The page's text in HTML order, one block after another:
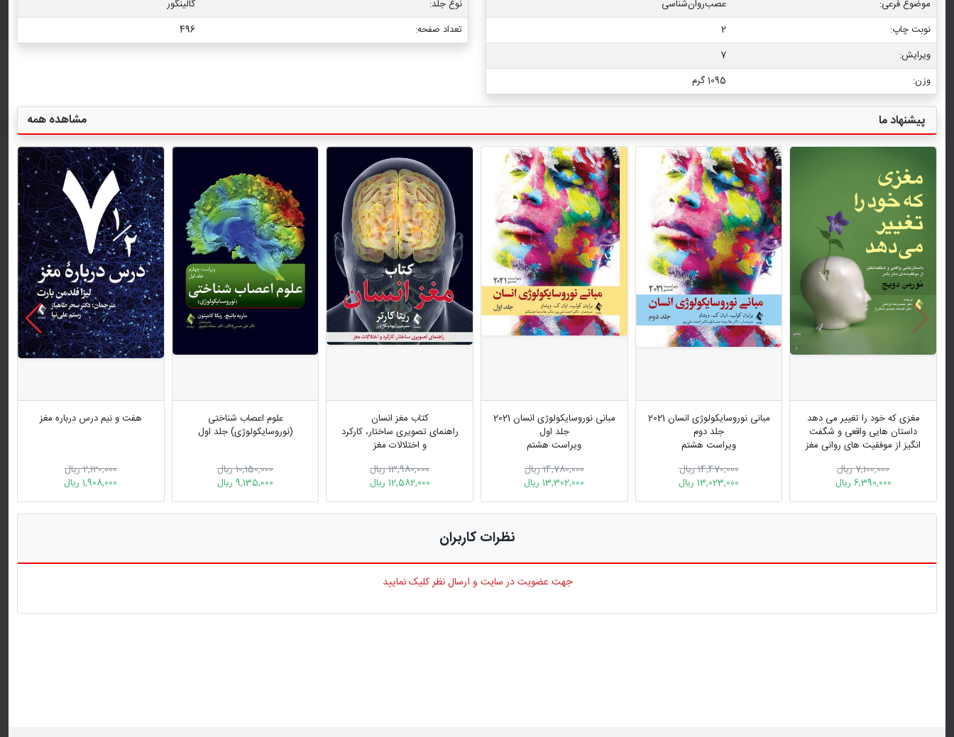
موضوع فرعی:
عصب‏‌روان‏‌شناسی
نوبت چاپ:
2
ویرایش:
7
وزن:
1095 گرم
نوع جلد:
گالینگور
تعداد صفحه:
496
پیشنهاد ما مشاهده همه
مغزی که خود را تغییر می دهد
داستان هایی واقعی و شگفت
انگیز از موفقیت های روانی مغز
7,100,000 ریال
6,390,000 ریال
مبانی نوروسایکولوژی انسان 2021
جلد دوم
ویراست هشتم
14,470,000 ریال
13,023,000 ریال
مبانی نوروسایکولوژی انسان 2021
جلد اول
ویراست هشتم
14,780,000 ریال
13,302,000 ریال
کتاب مغز انسان
راهنمای تصویری ساختار، کارکرد
و اختلالات مغز
13,980,000 ریال
12,582,000 ریال
10,150,000 ریال
9,135,000 ریال
هفت و نیم درس درباره مغز
2,120,000 ریال
1,908,000 ریال
نظرات کاربران
جهت عضویت در سایت و ارسال نظر کلیک نمایید